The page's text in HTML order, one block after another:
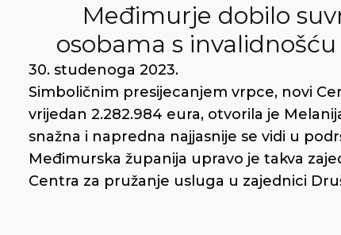
Međimurje dobilo
osobama s
30. studenoga 2023.
Simboličnim presijecanjem vrpce, novi
vrijedan 2.282.984 eura, otvorila je
snažna i napredna najjasnije se vidi u
Međimurska županija upravo je takva
Centra za pružanje usluga u zajednici